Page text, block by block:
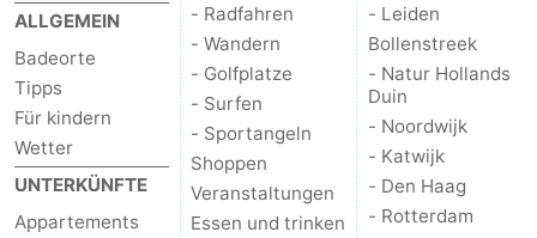
ALLGEMEIN
Badeorte
Tipps
Für kindern
Wetter
UNTERKÜNFTE
Appartements
- Radfahren
- Wandern
- Golfplatze
- Surfen
- Sportangeln
Shoppen
Veranstaltungen
Essen und trinken
- Leiden
Bollenstreek
- Natur Hollands
Duin
- Noordwijk
- Katwijk
- Den Haag
- Rotterdam